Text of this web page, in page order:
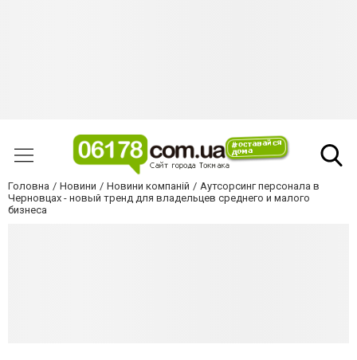
Головна Новини Новини компаній
Аутсорсинг персонала в
Черновцах - новый тренд для владельцев среднего и малого
бизнеса